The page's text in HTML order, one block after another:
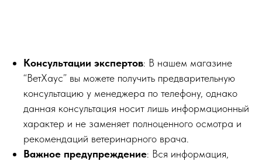
Консультации экспертов: В нашем магазине
“ВетХаус” вы можете получить предварительную
консультацию у менеджера по телефону, однако
данная консультация носит лишь информационный
характер и не заменяет полноценного осмотра и
рекомендаций ветеринарного врача.
Важное предупреждение: Вся информация,